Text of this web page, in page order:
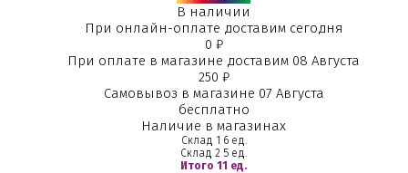
В наличии
При онлайн-оплате доставим сегодня
0 ₽
При оплате в магазине доставим 08 Августа
250 ₽
Самовывоз в магазине 07 Августа
бесплатно
Наличие в магазинах
Склад 1 6 ед.
Склад 25 ед.
Итого 11 ед.